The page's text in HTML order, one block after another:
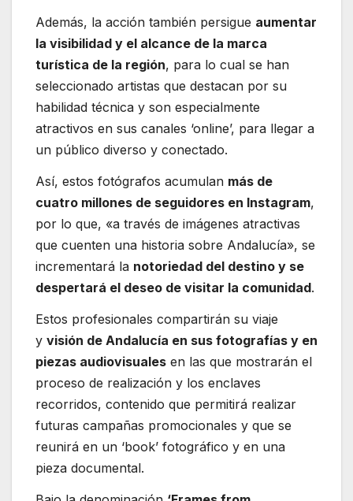
Además, la acción también persigue aumentar
la visibilidad y el alcance de la marca
turística de la región, para lo cual se han
seleccionado artistas que destacan por su
habilidad técnica y son especialmente
atractivos en sus canales ‘online’, para llegar a
un público diverso y conectado.
Así, estos fotógrafos acumulan más de
cuatro millones de seguidores en Instagram,
por lo que, «a través de imágenes atractivas
que cuenten una historia sobre Andalucía», se
incrementará la notoriedad del destino y se
despertará el deseo de visitar la comunidad.
Estos profesionales compartirán su viaje
y visión de Andalucía en sus fotografías y en
piezas audiovisuales en las que mostrarán el
proceso de realización y los enclaves
recorridos, contenido que permitirá realizar
futuras campañas promocionales y que se
reunirá en un ‘book’ fotográfico y en una
pieza documental.